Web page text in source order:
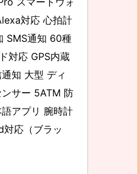
対応 心拍計
SMS通知 60種
対応 GPS内蔵
知 大型 ディ
サー 5ATM 防
アプリ 腕時計
応（ブラッ